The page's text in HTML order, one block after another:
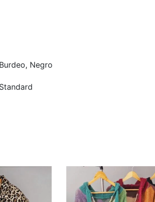
Burdeo, Negro
Standard